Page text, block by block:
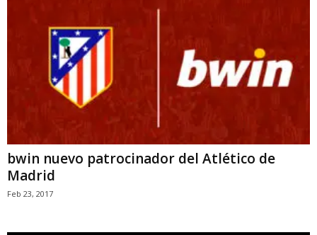
bwin nuevo patrocinador del Atlético de
Madrid
Feb 23, 2017